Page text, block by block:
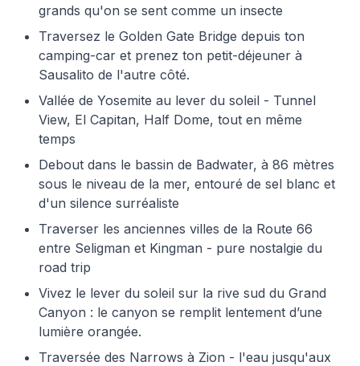
grands qu'on se sent comme un insecte
Traversez le Golden Gate Bridge depuis ton
camping-car et prenez ton petit-déjeuner à
Sausalito de l'autre côté.
Vallée de Yosemite au lever du soleil - Tunnel
View, El Capitan, Half Dome, tout en même
temps
Debout dans le bassin de Badwater, à 86 mètres
sous le niveau de la mer, entouré de sel blanc et
d'un silence surréaliste
Traverser les anciennes villes de la Route 66
entre Seligman et Kingman - pure nostalgie du
road trip
Vivez le lever du soleil sur la rive sud du Grand
Canyon : le canyon se remplit lentement d’une
lumière orangée.
Traversée des Narrows à Zion - l'eau jusqu'aux